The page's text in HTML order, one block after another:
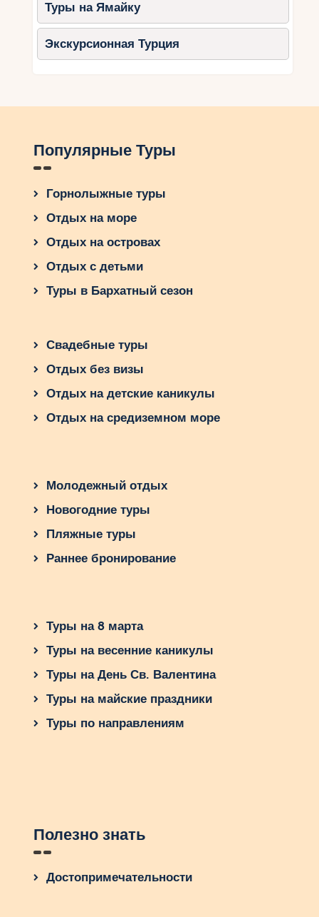
Туры на Ямайку
Экскурсионная Турция
Популярные Туры
Горнолыжные туры
Отдых на море
Отдых на островах
Отдых с детьми
Туры в Бархатный сезон
Свадебные туры
Отдых без визы
Отдых на детские каникулы
Отдых на средиземном море
Молодежный отдых
Новогодние туры
Пляжные туры
Раннее бронирование
Туры на 8 марта
Туры на весенние каникулы
Туры на День Св. Валентина
Туры на майские праздники
Туры по направлениям
Полезно знать
Достопримечательности